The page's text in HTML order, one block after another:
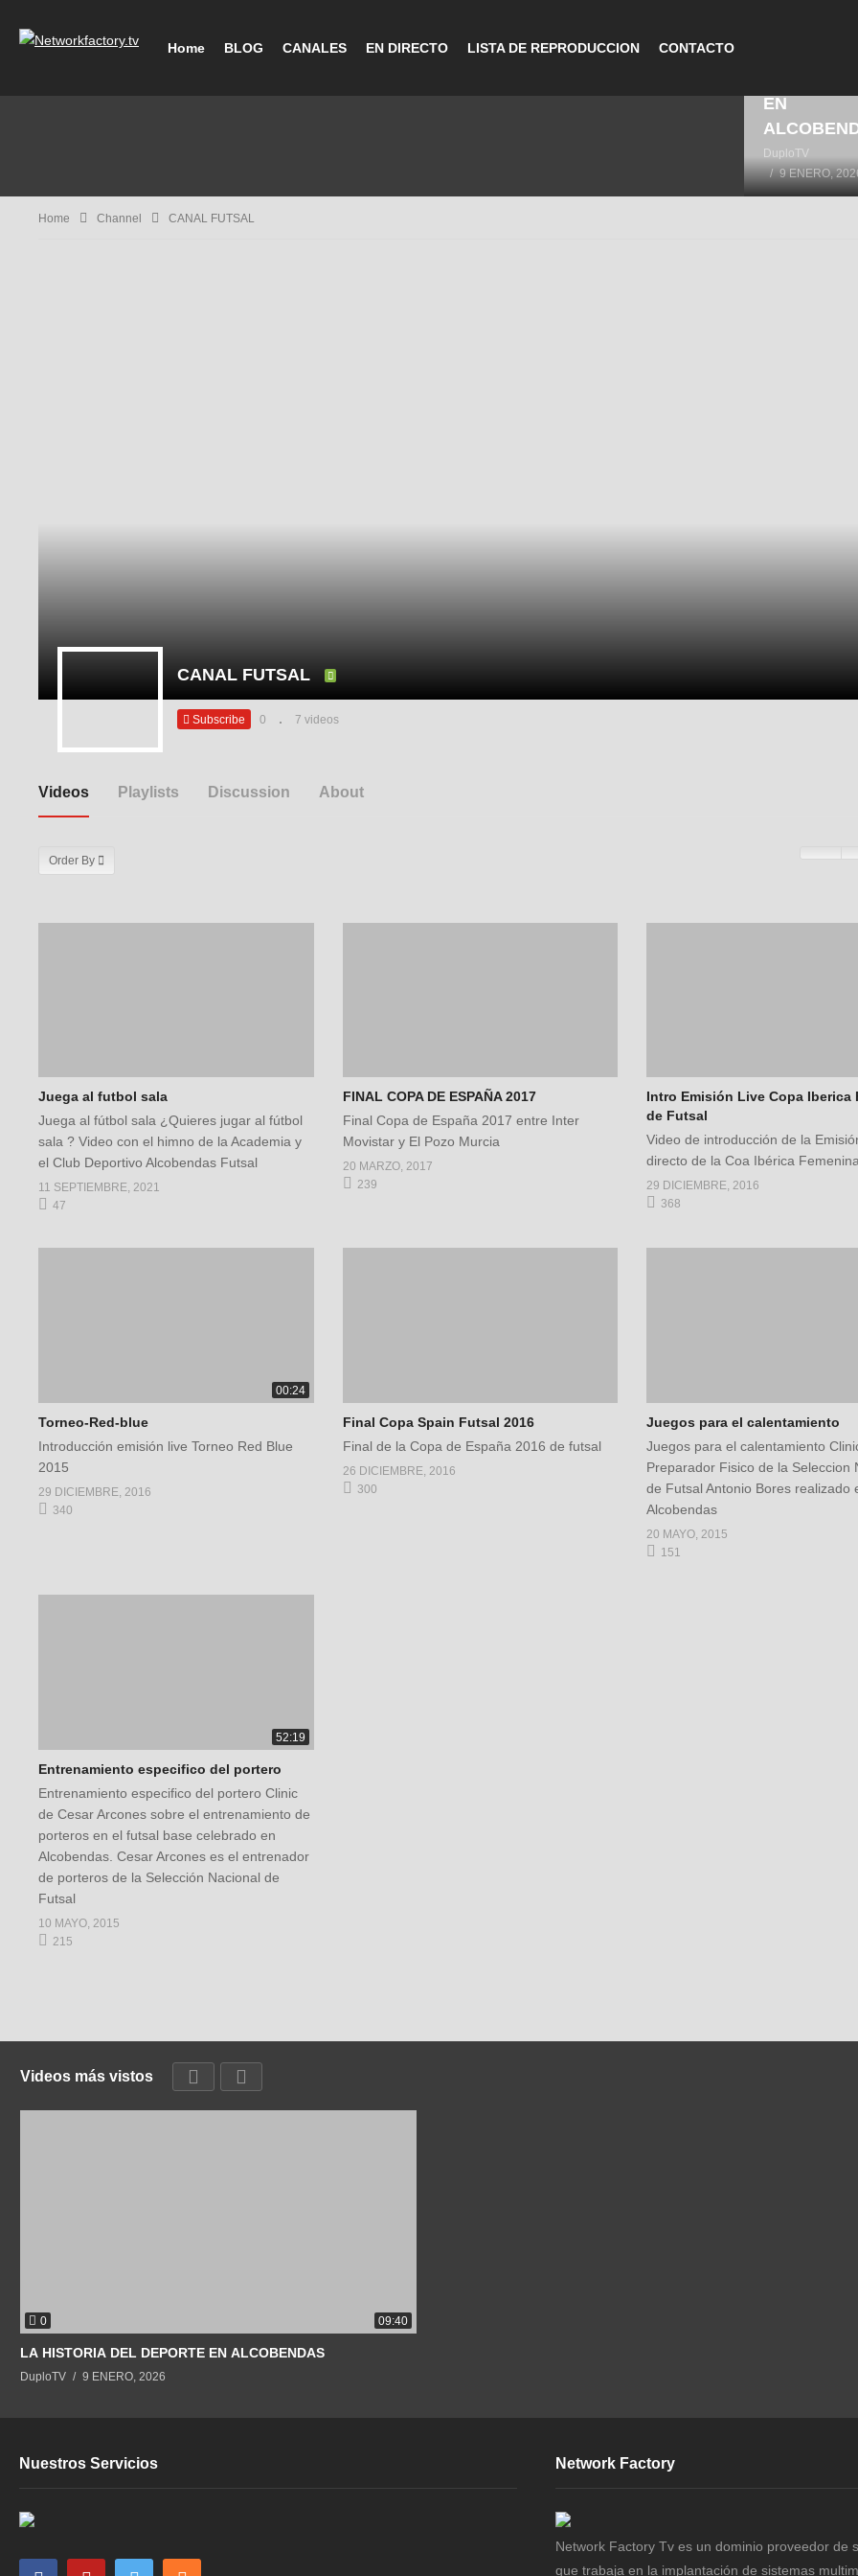
Home BLOG CANALES EN DIRECTO LISTA DE REPRODUCCION CONTACTO
EN
DuploTV
9 ENERO,
Home Channel CANAL FUTSAL
CANAL FUTSAL
Subscribe 0 7 videos
Videos Playlists Discussion About
Order By
Juega al futbol sala
Juega al fútbol sala ¿Quieres jugar al fútbol
sala ? Video con el himno de la Academia y
el Club Deportivo Alcobendas Futsal
11 SEPTIEMBRE, 2021
47
FINAL COPA DE ESPAÑA 2017
Final Copa de España 2017 entre Inter
Movistar y El Pozo Murcia
20 MARZO, 2017
239
Intro Emisión Live Copa Iberica
de Futsal
Video de introducción de la
directo de la Coa Ibérica
29 DICIEMBRE, 2016
368
00:24
Torneo-Red-blue
Introducción emisión live Torneo Red Blue
2015
29 DICIEMBRE, 2016
340
Final Copa Spain Futsal 2016
Final de la Copa de España 2016 de futsal
26 DICIEMBRE, 2016
300
Juegos para el calentamiento
Juegos para el calentamiento
Preparador Fisico de la Seleccion
de Futsal Antonio Bores realizado
Alcobendas
20 MAYO, 2015
151
52:19
Entrenamiento especifico del portero
Entrenamiento especifico del portero Clinic
de Cesar Arcones sobre el entrenamiento de
porteros en el futsal base celebrado en
Alcobendas. Cesar Arcones es el entrenador
de porteros de la Selección Nacional de
Futsal
10 MAYO, 2015
215
Videos más vistos
0 09:40
LA HISTORIA DEL DEPORTE EN ALCOBENDAS
DuploTV 9 ENERO, 2026
Nuestros Servicios Network Factory
Network Factory Tv es un dominio proveedor de
que trabaja en la implantación de sistemas